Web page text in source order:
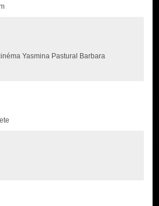
Yasmina Pastural Barbara